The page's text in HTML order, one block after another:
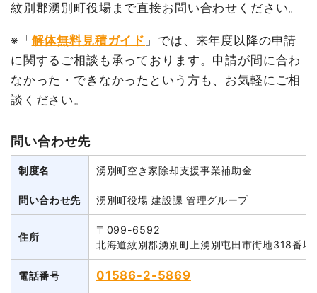
紋別郡湧別町役場まで直接お問い合わせください。
※「 解体無料見積ガイド 」では、来年度以降の申請
に関するご相談も承っております。申請が間に合わ
なかった・できなかったという方も、お気軽にご相
談ください。
問い合わせ先
制度名 湧別町空き家除却支援事業補助金
問い合わせ先 湧別町役場 建設課 管理グループ
住所
〒099-6592
北海道紋別郡湧別町上湧別屯田市街地318番地
電話番号 01586-2-5869